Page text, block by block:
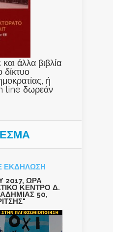
άλλα βιβλία
δίκτυο
ή
line δωρεάν
ΕΚΔΗΛΩΣΗ
2017, ΩΡΑ
ΚΕΝΤΡΟ Δ.
50,